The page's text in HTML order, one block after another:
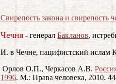
Свирепость закона и свирепость
Чечня - генерал Бакланов,
И. в Чечне, пацифистский ислам
Орлов О.П., Черкасов А.В.
1996. М.: Права человека, 2010.